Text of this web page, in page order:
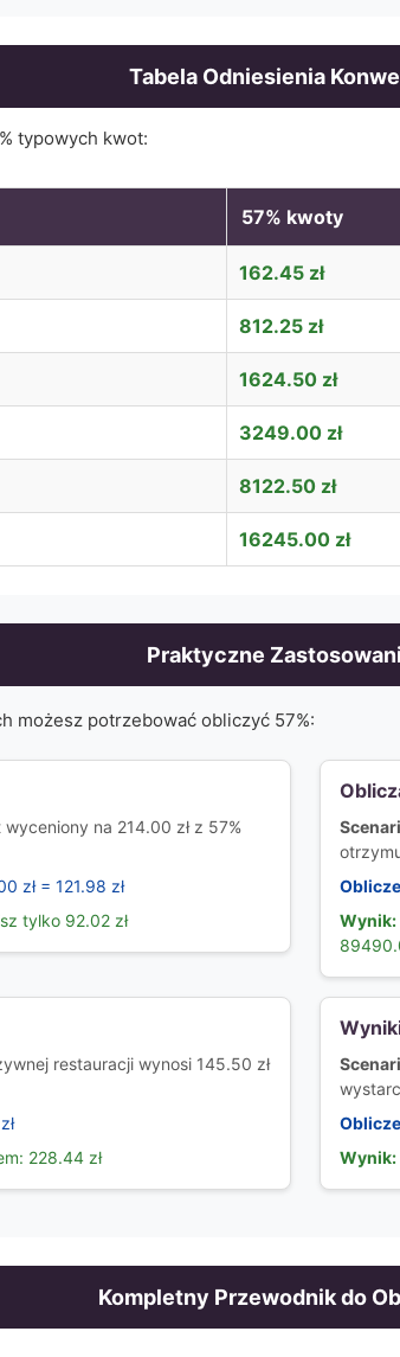
Tabela Odniesienia
% typowych kwot:
57% kwoty
162.45 zł
812.25 zł
1624.50 zł
3249.00 zł
8122.50 zł
16245.00 zł
Praktyczne
możesz potrzebować obliczyć 57%:
na 214.00 zł z 57%
zł = 121.98 zł
tylko 92.02 zł
Wynik:
restauracji wynosi 145.50 zł
228.44 zł
Wynik:
Kompletny Przewodnik do